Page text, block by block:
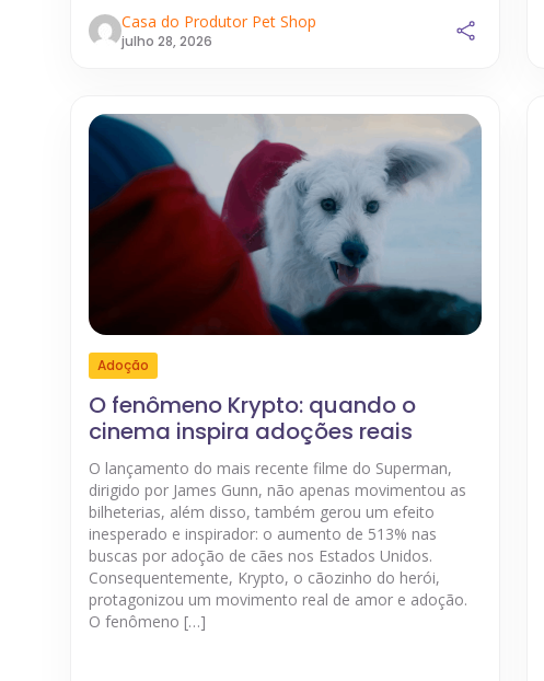
Casa do Produtor Pet Shop
julho 28, 2026
Adoção
O fenômeno Krypto: quando o
cinema inspira adoções reais
O lançamento do mais recente filme do Superman,
dirigido por James Gunn, não apenas movimentou as
bilheterias, além disso, também gerou um efeito
inesperado e inspirador: o aumento de 513% nas
buscas por adoção de cães nos Estados Unidos.
Consequentemente, Krypto, o cãozinho do herói,
protagonizou um movimento real de amor e adoção.
O fenômeno […]